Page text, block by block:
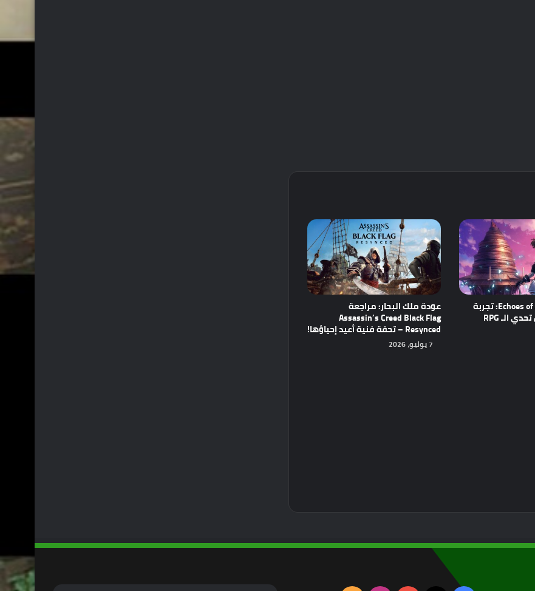
مراجعة Echoes of Aincrad: تجربة
واعدة تجمع بين تحدي الـ RPG
عودة ملك البحار: مراجعة
Assassin’s Creed Black Flag
Resynced – تحفة فنية أعيد إحياؤها!
7 يوليو، 2026